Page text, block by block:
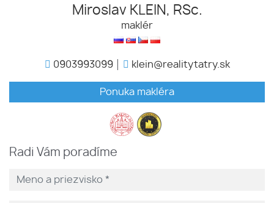
Miroslav KLEIN, RSc.
maklér
0903993099 klein@realitytatry.sk
Ponuka makléra
Radi Vám poradíme